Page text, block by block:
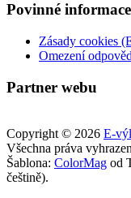
Povinné informace
Zásady cookies
Omezení
Partner webu
Copyright © 2026 E-
Všechna práva
Šablona: ColorMag od
češtině).